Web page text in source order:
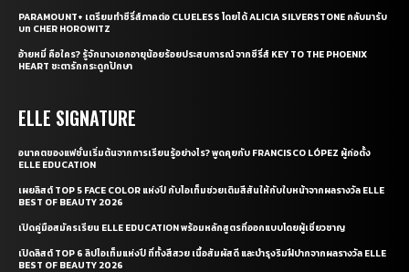
PARAMOUNT+ เตรียมทำซีรี่ส์ภาคต่อ CLUELESS โดยได้ ALICIA SILVERSTONE กลับมารับ
บท CHER HOROWITZ
อ้ายหมี่ คือใคร? รู้จักนางเอกอายุน้อยร้อยประสบการณ์ จากซีรี่ส์ KEY TO THE PHOENIX
HEART ชะตารักกระดูกปักษา
ELLE SIGNATURE
อนาคตของแฟชั่นเริ่มต้นจากการเรียนรู้อย่างไร? พูดคุยกับ FRANCISCO LÓPEZ ผู้ก่อตั้ง
ELLE EDUCATION
เผยลิสต์ TOP 5 FACE COLOR แห่งปี กับไอเท็มช่วยเติมสีสันให้กับใบหน้าจากผลรางวัล ELLE
BEST OF BEAUTY 2026
เปิดคู่มือสมัครเรียน ELLE EDUCATION พร้อมหลักสูตรที่ออกแบบโดยผู้เชี่ยวชาญ
เปิดลิสต์ TOP 6 ลิปไอเท็มแห่งปี ที่ทั้งสีสวย เนื้อสัมผัสดี และบำรุงริมฝีปากจากผลรางวัล ELLE
BEST OF BEAUTY 2026